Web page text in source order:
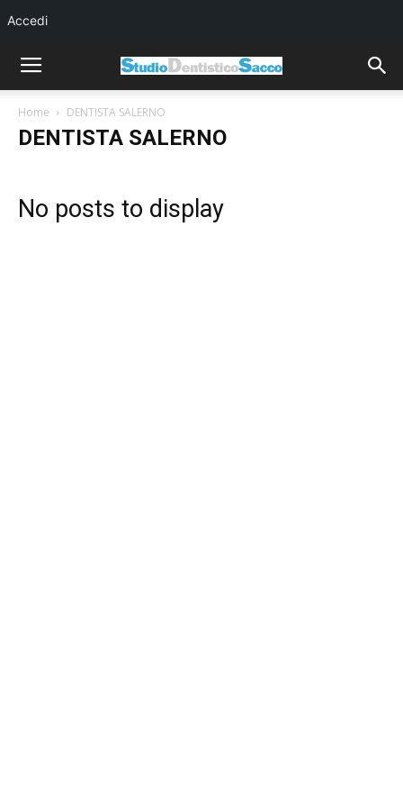
Home DENTISTA SALERNO
DENTISTA SALERNO
No posts to display
Accedi